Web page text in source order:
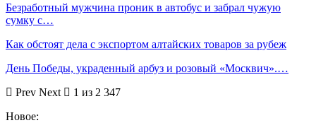
Безработный мужчина проник в автобус и забрал чужую
сумку с…
Как обстоят дела с экспортом алтайских товаров за рубеж
День Победы, украденный арбуз и розовый «Москвич».…
Prev Next
1 из 2 347
Новое: